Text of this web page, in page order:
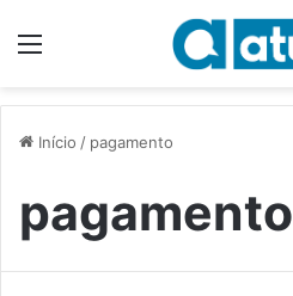
Início / pagamento
pagamento